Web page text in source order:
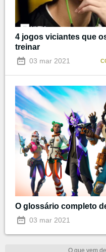
4 jogos viciantes que
treinar
03 mar 2021
O glossário completo
03 mar 2021